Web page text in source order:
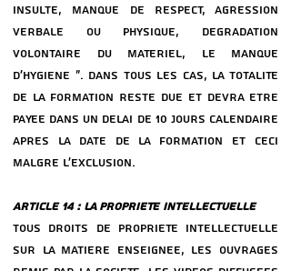
INSULTE, MANQUE DE RESPECT, AGRESSION
VERBALE OU PHYSIQUE, DeGRADATION
VOLONTAIRE DU MATeRIEL, LE MANQUE
D’HYGIeNE ». DANS TOUS LES CAS, LA TOTALITe
DE LA FORMATION RESTE DUE ET DEVRA eTRE
PAYeE DANS UN DeLAI DE 10 JOURS CALENDAIRE
APReS LA DATE DE LA FORMATION ET CECI
MALGRe L’EXCLUSION.
ARTICLE 14 : LA PROPRIeTe INTELLECTUELLE
TOUS DROITS DE PROPRIeTe INTELLECTUELLE
SUR LA MATIeRE ENSEIGNeE, LES OUVRAGES